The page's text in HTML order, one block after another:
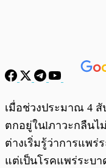
พร้อมเล่น
เมื่อช่วงประมาณ 4
ตกอยู่ในlภาวะกลืนไ
ต่างเริ่มรู้ว่าการแพร่
แต่เป็นโรคแพร่ระบ